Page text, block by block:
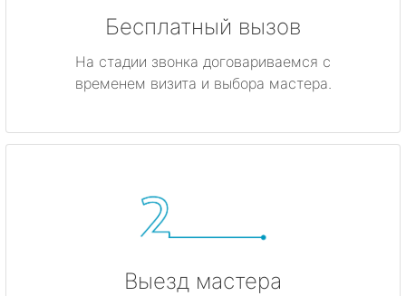
Бесплатный вызов
На стадии звонка договариваемся с
временем визита и выбора мастера.
Выезд мастера